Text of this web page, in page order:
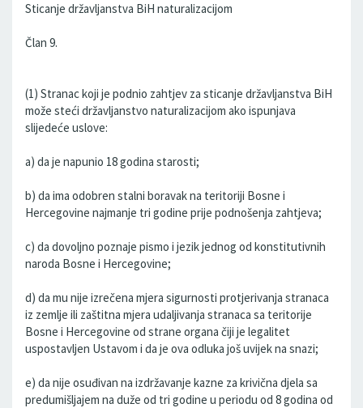
Sticanje državljanstva BiH naturalizacijom
Član 9.
(1) Stranac koji je podnio zahtjev za sticanje državljanstva BiH
može steći državljanstvo naturalizacijom ako ispunjava
slijedeće uslove:
a) da je napunio 18 godina starosti;
b) da ima odobren stalni boravak na teritoriji Bosne i
Hercegovine najmanje tri godine prije podnošenja zahtjeva;
c) da dovoljno poznaje pismo i jezik jednog od konstitutivnih
naroda Bosne i Hercegovine;
d) da mu nije izrečena mjera sigurnosti protjerivanja stranaca
iz zemlje ili zaštitna mjera udaljivanja stranaca sa teritorije
Bosne i Hercegovine od strane organa čiji je legalitet
uspostavljen Ustavom i da je ova odluka još uvijek na snazi;
e) da nije osuđivan na izdržavanje kazne za krivična djela sa
predumišljajem na duže od tri godine u periodu od 8 godina od